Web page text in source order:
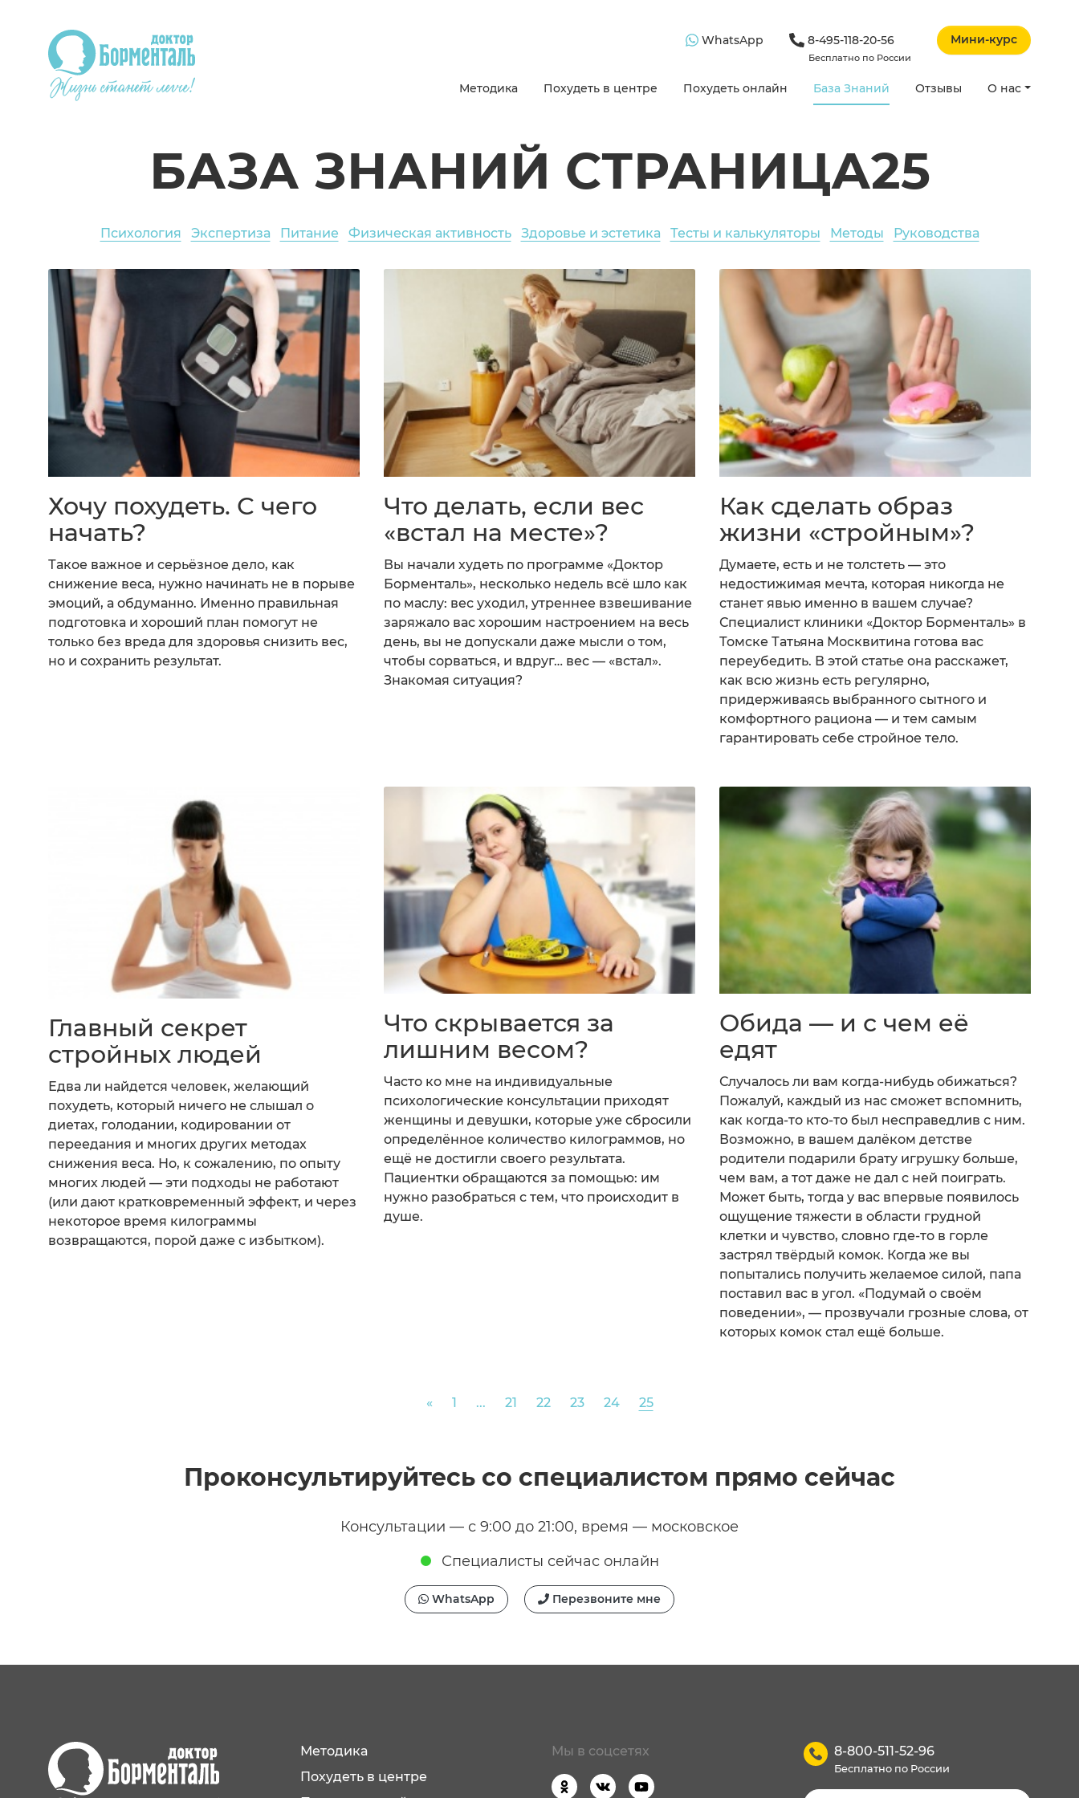
WhatsApp 8-495-118-20-56
Бесплатно по России
Мини-курс
Методика Похудеть в центре Похудеть онлайн База Знаний Отзывы О нас
БАЗА ЗНАНИЙ СТРАНИЦА25
Психология Экспертиза Питание Физическая активность Здоровье и эстетика Тесты и калькуляторы Методы Руководства
Хочу похудеть. С чего
начать?
Такое важное и серьёзное дело, как
снижение веса, нужно начинать не в порыве
эмоций, а обдуманно. Именно правильная
подготовка и хороший план помогут не
только без вреда для здоровья снизить вес,
но и сохранить результат.
Что делать, если вес
«встал на месте»?
Вы начали худеть по программе «Доктор
Борменталь», несколько недель всё шло как
по маслу: вес уходил, утреннее взвешивание
заряжало вас хорошим настроением на весь
день, вы не допускали даже мысли о том,
чтобы сорваться, и вдруг… вес — «встал».
Знакомая ситуация?
Как сделать образ
жизни «стройным»?
Думаете, есть и не толстеть — это
недостижимая мечта, которая никогда не
станет явью именно в вашем случае?
Специалист клиники «Доктор Борменталь» в
Томске Татьяна Москвитина готова вас
переубедить. В этой статье она расскажет,
как всю жизнь есть регулярно,
придерживаясь выбранного сытного и
комфортного рациона — и тем самым
гарантировать себе стройное тело.
Главный секрет
стройных людей
Едва ли найдется человек, желающий
похудеть, который ничего не слышал о
диетах, голодании, кодировании от
переедания и многих других методах
снижения веса. Но, к сожалению, по опыту
многих людей — эти подходы не работают
(или дают кратковременный эффект, и через
некоторое время килограммы
возвращаются, порой даже с избытком).
Что скрывается за
лишним весом?
Часто ко мне на индивидуальные
психологические консультации приходят
женщины и девушки, которые уже сбросили
определённое количество килограммов, но
ещё не достигли своего результата.
Пациентки обращаются за помощью: им
нужно разобраться с тем, что происходит в
душе.
Обида — и с чем её
едят
Случалось ли вам когда-нибудь обижаться?
Пожалуй, каждый из нас сможет вспомнить,
как когда-то кто-то был несправедлив с ним.
Возможно, в вашем далёком детстве
родители подарили брату игрушку больше,
чем вам, а тот даже не дал с ней поиграть.
Может быть, тогда у вас впервые появилось
ощущение тяжести в области грудной
клетки и чувство, словно где-то в горле
застрял твёрдый комок. Когда же вы
попытались получить желаемое силой, папа
поставил вас в угол. «Подумай о своём
поведении», — прозвучали грозные слова, от
которых комок стал ещё больше.
«Previous
1 ... 21 22 23 24 25
Проконсультируйтесь со специалистом прямо сейчас
Консультации — с 9:00 до 21:00, время — московское
Специалисты сейчас онлайн
WhatsApp Перезвоните мне
Методика
Похудеть в центре
Мы в соцсетях 8-800-511-52-96
Бесплатно по России